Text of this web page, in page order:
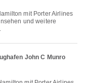
und weitere
John C Munro